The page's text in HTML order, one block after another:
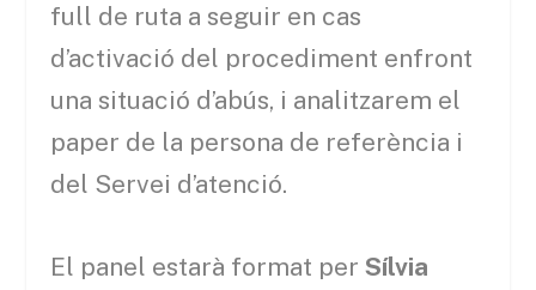
full de ruta a seguir en cas
d’activació del procediment enfront
una situació d’abús, i analitzarem el
paper de la persona de referència i
del Servei d’atenció.
El panel estarà format perSílvia